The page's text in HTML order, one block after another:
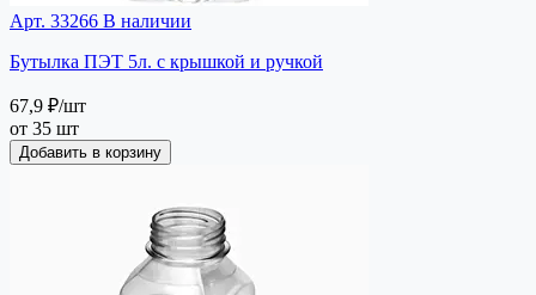
Арт. 33266 В наличии
Бутылка ПЭТ 5л. с крышкой и ручкой
67,9 ₽/шт
от 35 шт
Добавить в корзину